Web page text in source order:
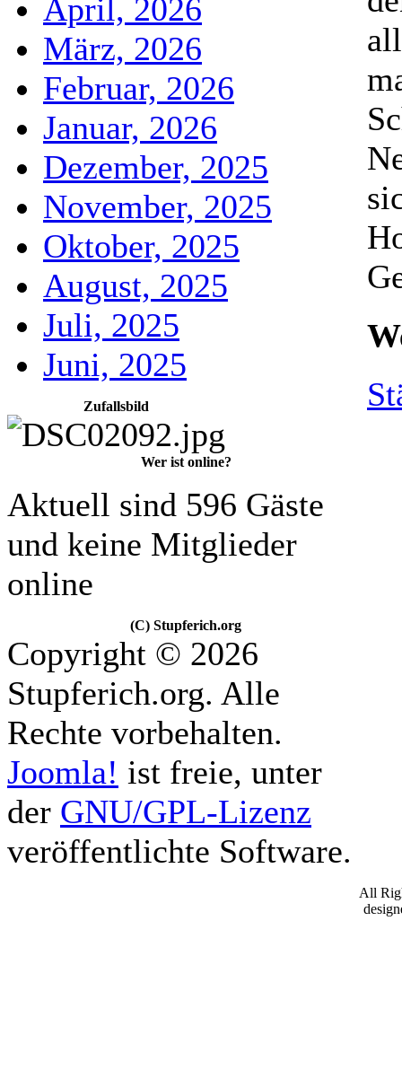
April, 2026
März, 2026
Februar, 2026
Januar, 2026
Dezember, 2025
November, 2025
Oktober, 2025
August, 2025
Juli, 2025
Juni, 2025
Zufallsbild
Wer ist online?
Aktuell sind 596 Gäste
und keine Mitglieder
online
(C) Stupferich.org
Copyright © 2026
Stupferich.org. Alle
Rechte vorbehalten.
Joomla! ist freie, unter
der GNU/GPL-Lizenz
veröffentlichte Software.
All